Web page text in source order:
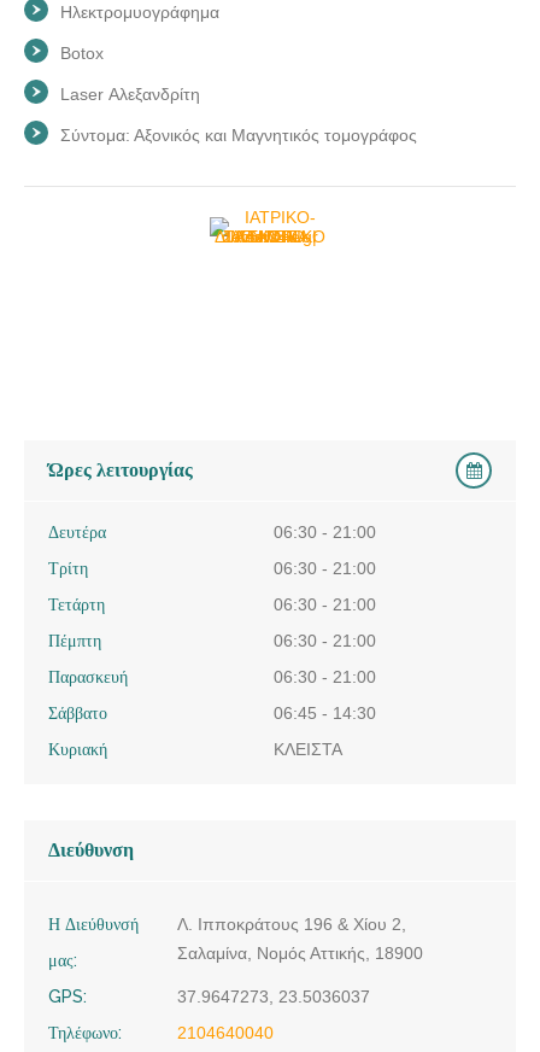
Ηλεκτρομυογράφημα
Botox
Laser Αλεξανδρίτη
Σύντομα: Αξονικός και Μαγνητικός τομογράφος
Ώρες λειτουργίας
Δευτέρα
06:30 - 21:00
Τρίτη
06:30 - 21:00
Τετάρτη
06:30 - 21:00
Πέμπτη
06:30 - 21:00
Παρασκευή
06:30 - 21:00
Σάββατο
06:45 - 14:30
Κυριακή
ΚΛΕΙΣΤΑ
Διεύθυνση
Η Διεύθυνσή
μας:
Λ. Ιπποκράτους 196 & Χίου 2,
Σαλαμίνα, Νομός Αττικής, 18900
GPS:
37.9647273, 23.5036037
Τηλέφωνο:
2104640040